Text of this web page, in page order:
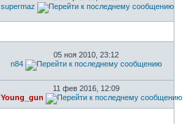
supermaz
05 ноя 2010, 23:12
n84
11 фев 2016, 12:09
Young_gun